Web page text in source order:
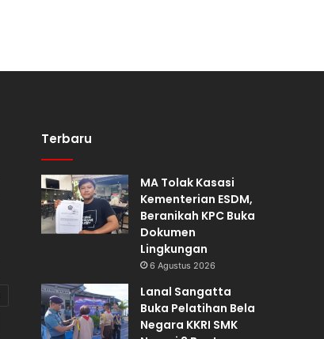
Terbaru
MA Tolak Kasasi
Kementerian ESDM,
Beranikah KPC Buka
Dokumen
Lingkungan
6 Agustus 2026
Lanal Sangatta
Buka Pelatihan Bela
Negara KKRI SMK